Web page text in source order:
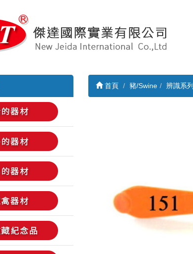
首頁 豬/Swine 辨識系列